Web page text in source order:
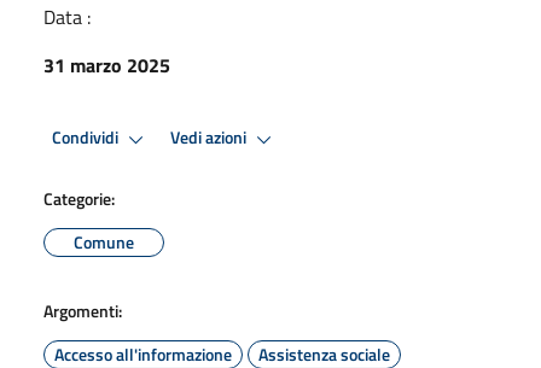
Data :
31 marzo 2025
Condividi Vedi azioni
Categorie:
Comune
Argomenti:
Accesso all'informazione
Assistenza sociale